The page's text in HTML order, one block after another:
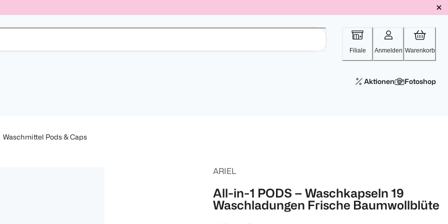
Filiale Anmelden Warenkorb
Aktionen Fotoshop
Waschmittel Pods & Caps
ARIEL
All-in-1 PODS – Waschkapseln 19
Waschladungen Frische Baumwollblüte